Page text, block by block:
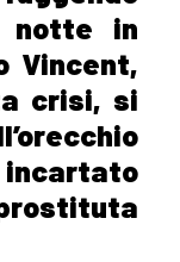
notte in
Vincent,
crisi, si